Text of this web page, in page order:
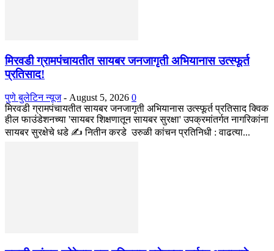
मिरवडी ग्रामपंचायतीत सायबर जनजागृती अभियानास उत्स्फूर्त
प्रतिसाद!
पुणे बुलेटिन न्यूज - August 5, 2026 0
मिरवडी ग्रामपंचायतीत सायबर जनजागृती अभियानास उत्स्फूर्त प्रतिसाद क्विक
हील फाउंडेशनच्या 'सायबर शिक्षणातून सायबर सुरक्षा' उपक्रमांतर्गत नागरिकांना
सायबर सुरक्षेचे धडे ✍️ नितीन करडे उरुळी कांचन प्रतिनिधी : वाढत्या...